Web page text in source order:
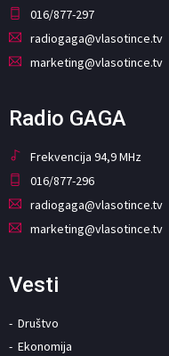
016/877-297
radiogaga@vlasotince.tv
marketing@vlasotince.tv
Radio GAGA
Frekvencija 94,9 MHz
016/877-296
radiogaga@vlasotince.tv
marketing@vlasotince.tv
Vesti
Društvo
Ekonomija